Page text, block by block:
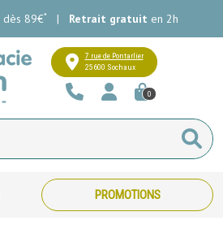
dès 89€* | Retrait gratuit en 2h
Pharmacie Carlin Votre
7 rue de Pontarlier
25600 Sochaux
0
PROMOTIONS